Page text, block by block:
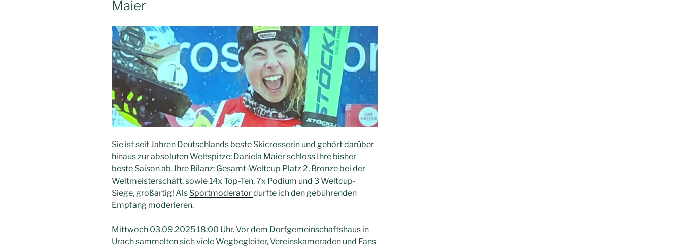
Maier
Sie ist seit Jahren Deutschlands beste Skicrosserin und gehört darüber
hinaus zur absoluten Weltspitze: Daniela Maier schloss Ihre bisher
beste Saison ab. Ihre Bilanz: Gesamt-Weltcup Platz 2, Bronze bei der
Weltmeisterschaft, sowie 14x Top-Ten, 7x Podium und 3 Weltcup-
Siege, großartig! Als Sportmoderatordurfte ich den gebührenden
Empfang moderieren.
Mittwoch 03.09.2025 18:00 Uhr. Vor dem Dorfgemeinschaftshaus in
Urach sammelten sich viele Wegbegleiter, Vereinskameraden und Fans